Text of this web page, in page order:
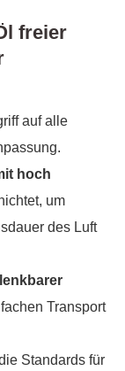
freier
auf alle
hoch
um
des Luft
Transport
Standards für